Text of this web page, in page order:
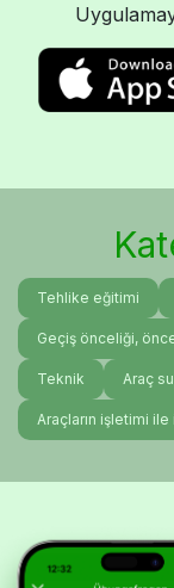
Tehlike eğitimi
Geçiş önceliği,
Teknik Araç
Araçların işletimi